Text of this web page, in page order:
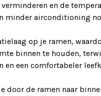
en de
minder airconditioning
op je ramen,
binnen te houden,
en een comfortabeler
door de ramen naar